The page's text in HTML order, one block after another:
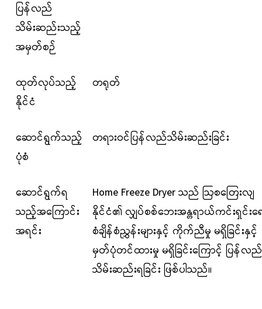
ပြန်လည်
သိမ်းဆည်းသည့်
အမှတ်စဉ်
ထုတ်လုပ်သည့်
နိုင်ငံ
တရုတ်
ဆောင်ရွက်သည့်
ပုံစံ
တရားဝင်ပြန်လည်သိမ်းဆည်းခြင်း
ဆောင်ရွက်ရ
သည့်အကြောင်း
အရင်း
Home Freeze Dryer သည် ဩစတြေးလျ
နိုင်ငံ၏ လျှပ်စစ်ဘေးအန္တရာယ်ကင်းရှင်းရ
စံချိန်စံညွှန်းများနှင့် ကိုက်ညီမှု မရှိခြင်းနှင့်
မှတ်ပုံတင်ထားမှု မရှိခြင်းကြောင့် ပြန်လည်
သိမ်းဆည်းရခြင်း ဖြစ်ပါသည်။